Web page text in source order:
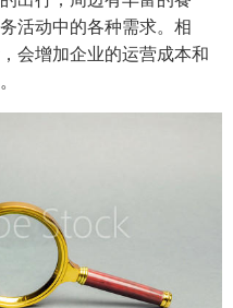
活动中的各种需求。相
会增加企业的运营成本和